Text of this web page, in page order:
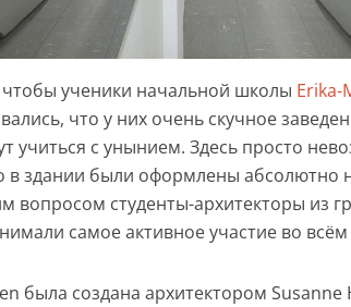
ученики начальной школы Erika-
что у них очень скучное
учиться с унынием. Здесь просто
в здании были оформлены абсолютно
вопросом студенты-архитекторы из
самое активное участие во всём
была создана архитектором Susanne